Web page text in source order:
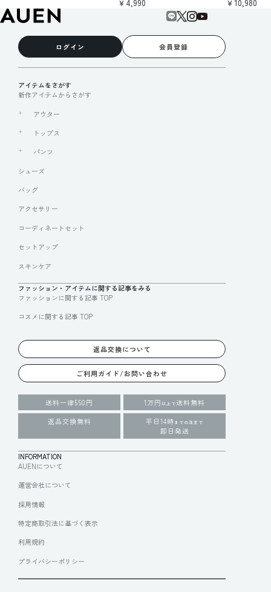
￥4,990
￥10,980
ログイン 会員登録
アイテムをさがす
新作アイテムからさがす
アウター
トップス
パンツ
シューズ
バッグ
アクセサリー
コーディネートセット
セットアップ
スキンケア
ファッション・アイテムに関する記事をみる
ファッションに関する記事 TOP
コスメに関する記事 TOP
返品交換について
ご利用ガイド/お問い合わせ
送料一律550円 1万円 以上で送料無料
返品交換無料
平日14時 までの注文で
即日発送
INFORMATION
AUENについて
運営会社について
採用情報
特定商取引法に基づく表示
利用規約
プライバシーポリシー